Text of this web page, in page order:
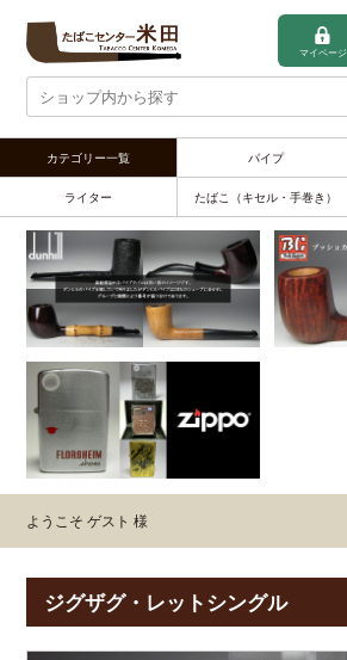
マイページ
カテゴリー一覧 パイプ
ライター たばこ（キセル・手巻き）
ようこそ ゲスト 様
ジグザグ・レットシングル